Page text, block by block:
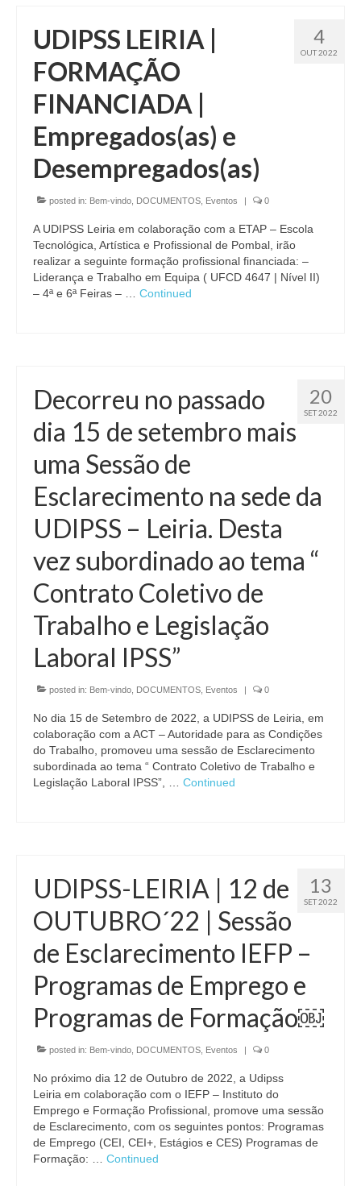
4
OUT 2022
UDIPSS LEIRIA |
FORMAÇÃO
FINANCIADA |
Empregados(as) e
Desempregados(as)
posted in: Bem-vindo DOCUMENTOS Eventos | 0
A UDIPSS Leiria em colaboração com a ETAP – Escola
Tecnológica, Artística e Profissional de Pombal, irão
realizar a seguinte formação profissional financiada: –
Liderança e Trabalho em Equipa ( UFCD 4647 | Nível II)
– 4ª e 6ª Feiras – … Continued
20
SET 2022
Decorreu no passado
dia 15 de setembro mais
uma Sessão de
Esclarecimento na sede da
UDIPSS – Leiria. Desta
vez subordinado ao tema “
Contrato Coletivo de
Trabalho e Legislação
Laboral IPSS”
posted in: Bem-vindo DOCUMENTOS Eventos | 0
No dia 15 de Setembro de 2022, a UDIPSS de Leiria, em
colaboração com a ACT – Autoridade para as Condições
do Trabalho, promoveu uma sessão de Esclarecimento
subordinada ao tema “ Contrato Coletivo de Trabalho e
Legislação Laboral IPSS”, … Continued
13
SET 2022
UDIPSS-LEIRIA | 12 de
OUTUBRO´22 | Sessão
de Esclarecimento IEFP –
Programas de Emprego e
Programas de Formação￼
posted in: Bem-vindo DOCUMENTOS Eventos | 0
No próximo dia 12 de Outubro de 2022, a Udipss
Leiria em colaboração com o IEFP – Instituto do
Emprego e Formação Profissional, promove uma sessão
de Esclarecimento, com os seguintes pontos: Programas
de Emprego (CEI, CEI+, Estágios e CES) Programas de
Formação: … Continued